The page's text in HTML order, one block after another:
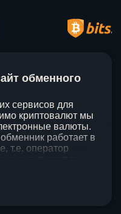
обменного
сервисов для
криптовалют мы
валюты.
работает в
т.е. оператор
проводить обмены